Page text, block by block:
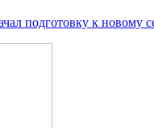
подготовку к новому